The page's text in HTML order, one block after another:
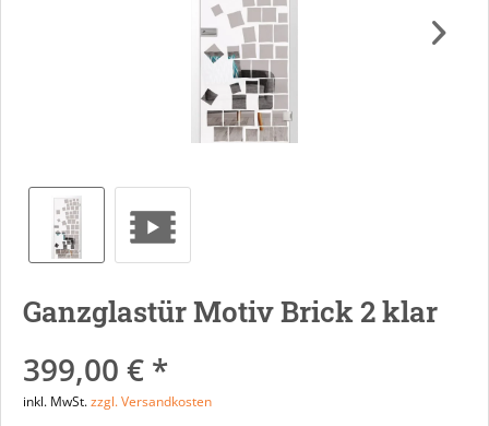
Ganzglastür Motiv Brick 2 klar
399,00 € *
inkl. MwSt.zzgl. Versandkosten